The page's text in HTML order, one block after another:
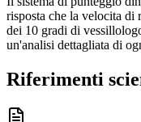
risposta che la velocita di
dei 10 gradi di
un'analisi dettagliata di
Riferimenti